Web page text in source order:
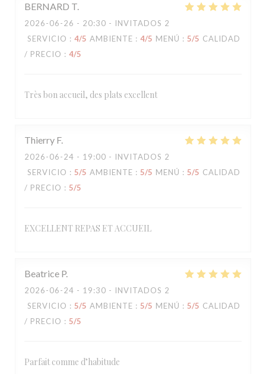
BERNARD T
2026-06-26 - 20:30 - INVITADOS 2
SERVICIO : 4/5 AMBIENTE : 4/5 MENÚ : 5/5 CALIDAD
/ PRECIO : 4/5
Très bon accueil, des plats excellent
Thierry F
2026-06-24 - 19:00 - INVITADOS 2
SERVICIO : 5/5 AMBIENTE : 5/5 MENÚ : 5/5 CALIDAD
/ PRECIO : 5/5
EXCELLENT REPAS ET ACCUEIL
Beatrice P
2026-06-24 - 19:30 - INVITADOS 2
SERVICIO : 5/5 AMBIENTE : 5/5 MENÚ : 5/5 CALIDAD
/ PRECIO : 5/5
Parfait comme d’habitude